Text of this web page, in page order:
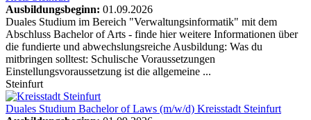
Ausbildungsbeginn: 01.09.2026
Duales Studium im Bereich "Verwaltungsinformatik" mit dem
Abschluss Bachelor of Arts - finde hier weitere Informationen über
die fundierte und abwechslungsreiche Ausbildung: Was du
mitbringen solltest: Schulische Voraussetzungen
Einstellungsvoraussetzung ist die allgemeine ...
Steinfurt
Duales Studium Bachelor of Laws (m/w/d) Kreisstadt Steinfurt